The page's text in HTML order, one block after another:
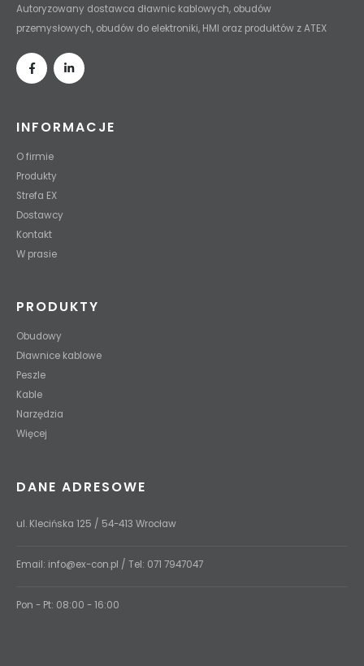
Autoryzowany dostawca dławnic kablowych, obudów
przemysłowych, obudów do elektroniki, HMI oraz produktów z ATEX
INFORMACJE
O firmie
Produkty
Strefa EX
Dostawcy
Kontakt
W prasie
PRODUKTY
Obudowy
Dławnice kablowe
Peszle
Kable
Narzędzia
Więcej
DANE ADRESOWE
ul. Klecińska 125 / 54-413 Wrocław
Email: info@ex-con.pl / Tel: 071 7947047
Pon - Pt: 08:00 - 16:00